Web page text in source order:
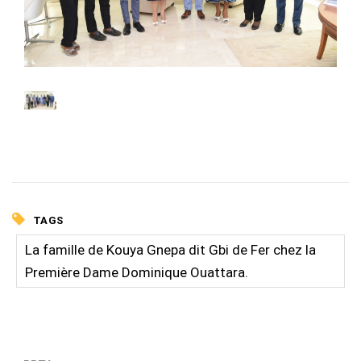
TAGS
La famille de Kouya Gnepa dit Gbi de Fer chez la
Première Dame Dominique Ouattara.